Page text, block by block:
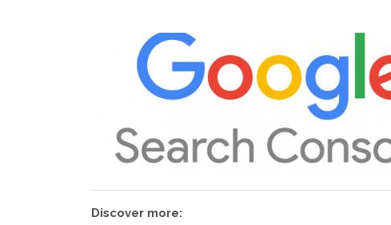
Discover more: